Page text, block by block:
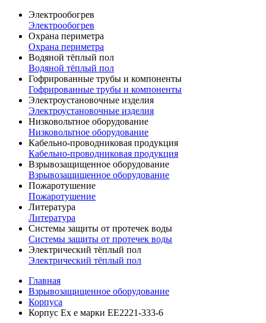
Электрообогрев
Электрообогрев
Охрана периметра
Охрана периметра
Водяной тёплый пол
Водяной тёплый пол
Гофрированные трубы и компоненты
Гофрированные трубы и компоненты
Электроустановочные изделия
Электроустановочные изделия
Низковольтное оборудование
Низковольтное оборудование
Кабельно-проводниковая продукция
Кабельно-проводниковая продукция
Взрывозащищенное оборудование
Взрывозащищенное оборудование
Пожаротушение
Пожаротушение
Литература
Литература
Системы защиты от протечек воды
Системы защиты от протечек воды
Электрический тёплый пол
Электрический тёплый пол
Главная
Взрывозащищенное оборудование
Корпуса
Корпус Ех е марки ЕЕ2221-333-6